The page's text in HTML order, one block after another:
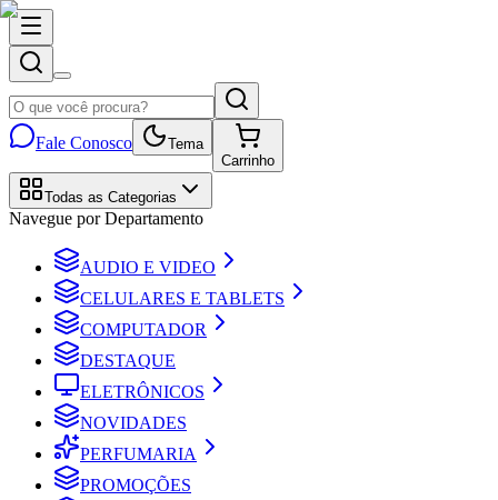
Fale Conosco
Tema
Carrinho
Todas as Categorias
Navegue por Departamento
AUDIO E VIDEO
CELULARES E TABLETS
COMPUTADOR
DESTAQUE
ELETRÔNICOS
NOVIDADES
PERFUMARIA
PROMOÇÕES